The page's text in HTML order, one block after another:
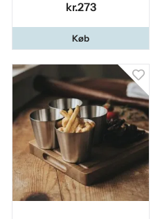
kr.273
Køb